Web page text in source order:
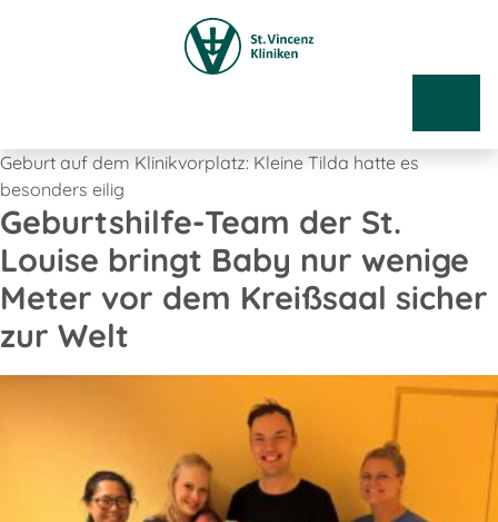
Geburt auf dem Klinikvorplatz: Kleine Tilda hatte es
besonders eilig
Geburtshilfe-Team der St.
Louise bringt Baby nur wenige
Meter vor dem Kreißsaal sicher
zur Welt